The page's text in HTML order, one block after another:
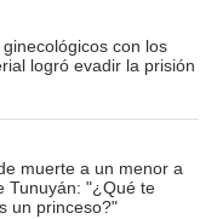
con los
logró evadir la prisión
muerte a un menor a
Tunuyán: "¿Qué te
un princeso?"